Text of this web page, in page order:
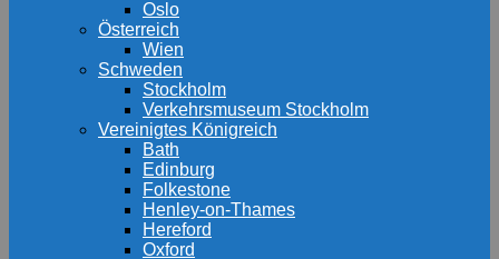
Oslo
Österreich
Wien
Schweden
Stockholm
Verkehrsmuseum Stockholm
Vereinigtes Königreich
Bath
Edinburg
Folkestone
Henley-on-Thames
Hereford
Oxford